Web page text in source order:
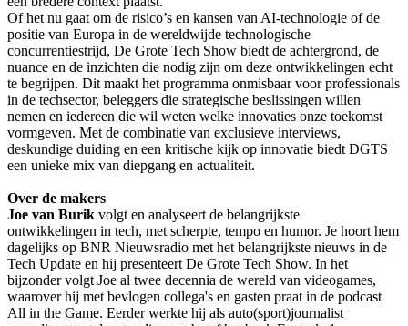
Of het nu gaat om de risico’s en kansen van AI-technologie of de
positie van Europa in de wereldwijde technologische
concurrentiestrijd, De Grote Tech Show biedt de achtergrond, de
nuance en de inzichten die nodig zijn om deze ontwikkelingen echt
te begrijpen. Dit maakt het programma onmisbaar voor professionals
in de techsector, beleggers die strategische beslissingen willen
nemen en iedereen die wil weten welke innovaties onze toekomst
vormgeven. Met de combinatie van exclusieve interviews,
deskundige duiding en een kritische kijk op innovatie biedt DGTS
een unieke mix van diepgang en actualiteit.
Over de makers
Joe van Burik volgt en analyseert de belangrijkste
ontwikkelingen in tech, met scherpte, tempo en humor. Je hoort hem
dagelijks op BNR Nieuwsradio met het belangrijkste nieuws in de
Tech Update en hij presenteert De Grote Tech Show. In het
bijzonder volgt Joe al twee decennia de wereld van videogames,
waarover hij met bevlogen collega's en gasten praat in de podcast
All in the Game. Eerder werkte hij als auto(sport)journalist